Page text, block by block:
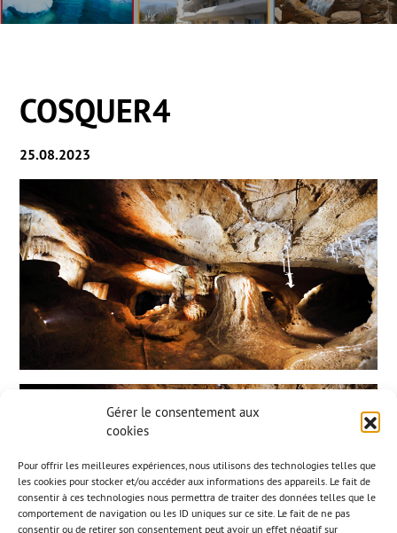
Gérer le consentement aux
cookies
Pour offrir les meilleures expériences, nous utilisons des technologies telles que
les cookies pour stocker et/ou accéder aux informations des appareils. Le fait de
consentir à ces technologies nous permettra de traiter des données telles que le
comportement de navigation ou les ID uniques sur ce site. Le fait de ne pas
consentir ou de retirer son consentement peut avoir un effet négatif sur
COSQUER4
25.08.2023